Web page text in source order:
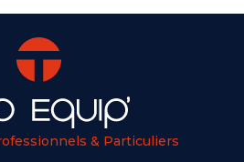
& Particuliers